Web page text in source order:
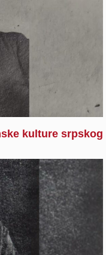
kulture srpskog